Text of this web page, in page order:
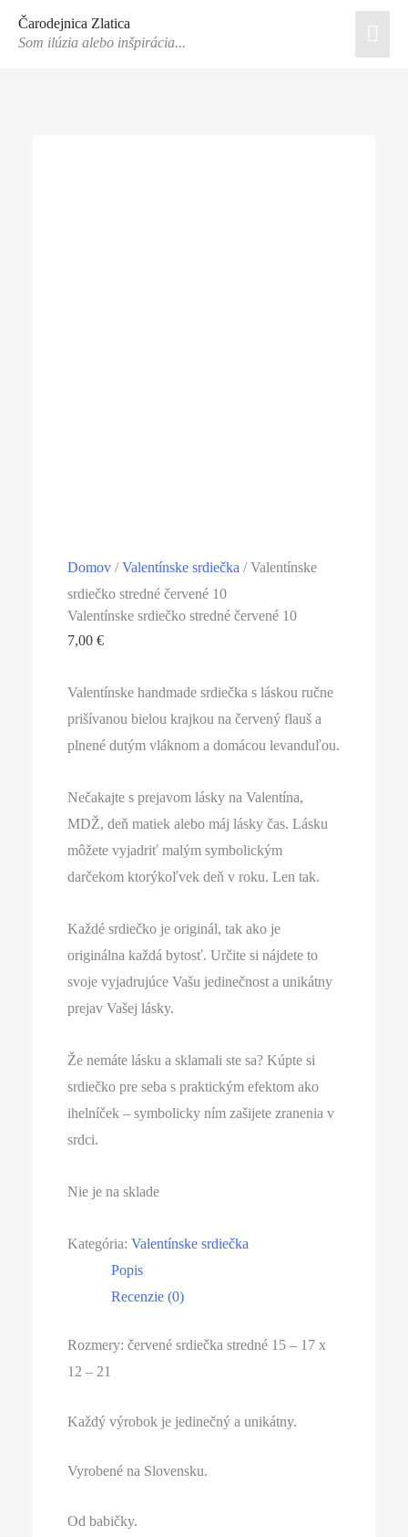
Preskočiť
Čarodejnica Zlatica
Som ilúzia alebo inšpirácia...
Domov /Valentínske srdiečka / Valentínske
srdiečko stredné červené 10
Valentínske srdiečko stredné červené 10
7,00€
Valentínske handmade srdiečka s láskou ručne
prišívanou bielou krajkou na červený flauš a
plnené dutým vláknom a domácou levanduľou.
Nečakajte s prejavom lásky na Valentína,
MDŽ, deň matiek alebo máj lásky čas. Lásku
môžete vyjadriť malým symbolickým
darčekom ktorýkoľvek deň v roku. Len tak.
Každé srdiečko je originál, tak ako je
originálna každá bytosť. Určite si nájdete to
svoje vyjadrujúce Vašu jedinečnost a unikátny
prejav Vašej lásky.
Že nemáte lásku a sklamali ste sa? Kúpte si
srdiečko pre seba s praktickým efektom ako
ihelníček – symbolicky ním zašijete zranenia v
srdci.
Nie je na sklade
Kategória:Valentínske srdiečka
Popis
Recenzie (0)
Rozmery: červené srdiečka stredné 15 – 17 x
12 – 21
Každý výrobok je jedinečný a unikátny.
Vyrobené na Slovensku.
Od babičky.